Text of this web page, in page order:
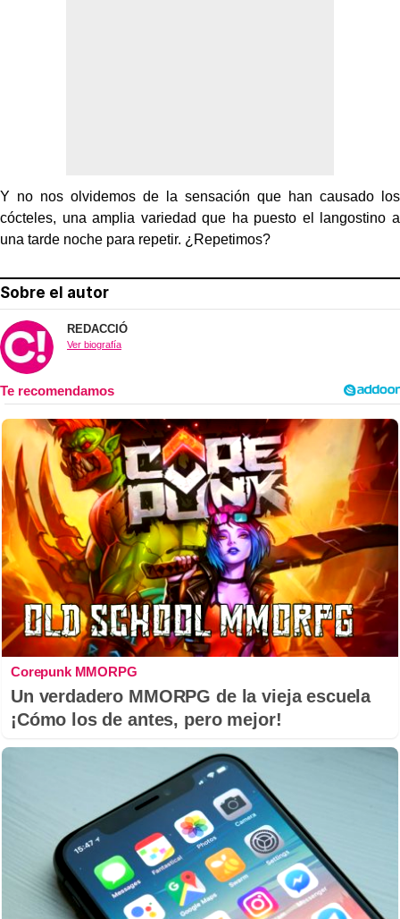
Y no nos olvidemos de la sensación que han causado los
cócteles, una amplia variedad que ha puesto el langostino a
una tarde noche para repetir. ¿Repetimos?
Sobre el autor
REDACCIÓ
Ver biografía
Corepunk MMORPG
Un verdadero MMORPG de la vieja escuela
¡Cómo los de antes, pero mejor!